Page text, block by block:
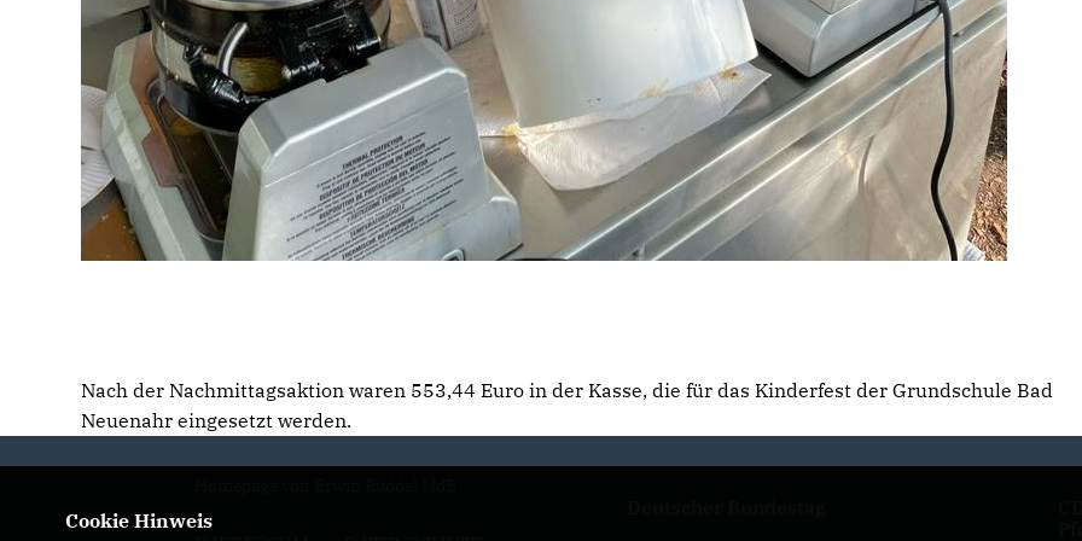
Nach der Nachmittagsaktion waren 553,44 Euro in der Kasse, die für das Kinderfest der Grundschule Bad
Neuenahr eingesetzt werden.
Cookie Hinweis